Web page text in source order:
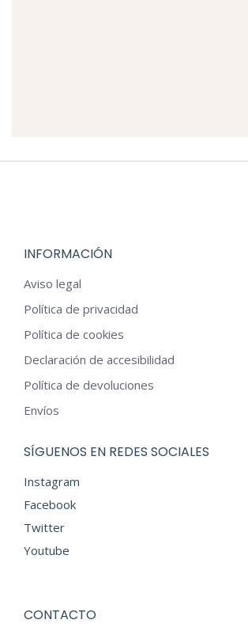
INFORMACIÓN
Aviso legal
Política de privacidad
Política de cookies
Declaración de accesibilidad
Política de devoluciones
Envíos
SÍGUENOS EN REDES SOCIALES
Instagram
Facebook
Twitter
Youtube
CONTACTO